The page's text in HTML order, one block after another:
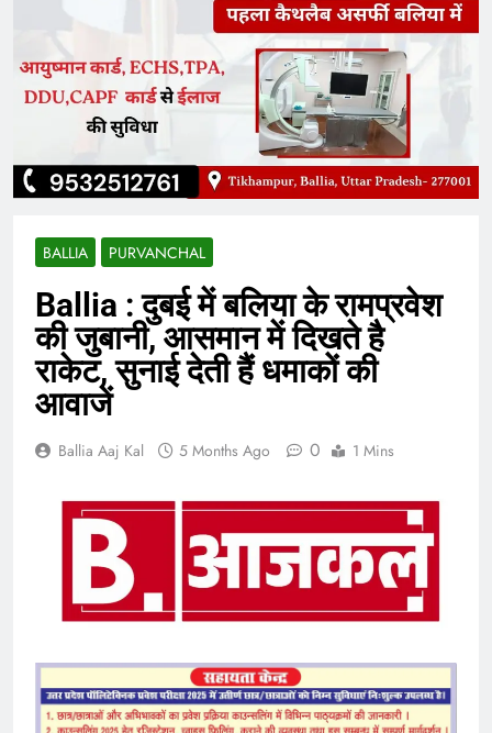
BALLIA PURVANCHAL
Ballia : दुबई में बलिया के रामप्रवेश
की जुबानी, आसमान में दिखते है
राकेट, सुनाई देती हैं धमाकों की
आवाजें
Ballia Aaj Kal 5 Months Ago 0 1 Mins